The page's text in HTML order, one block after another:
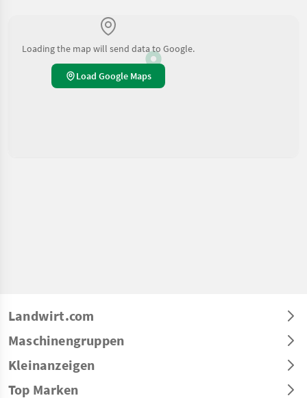
Loading the map will send data to Google.
Load Google Maps
Landwirt.com
Maschinengruppen
Kleinanzeigen
Top Marken